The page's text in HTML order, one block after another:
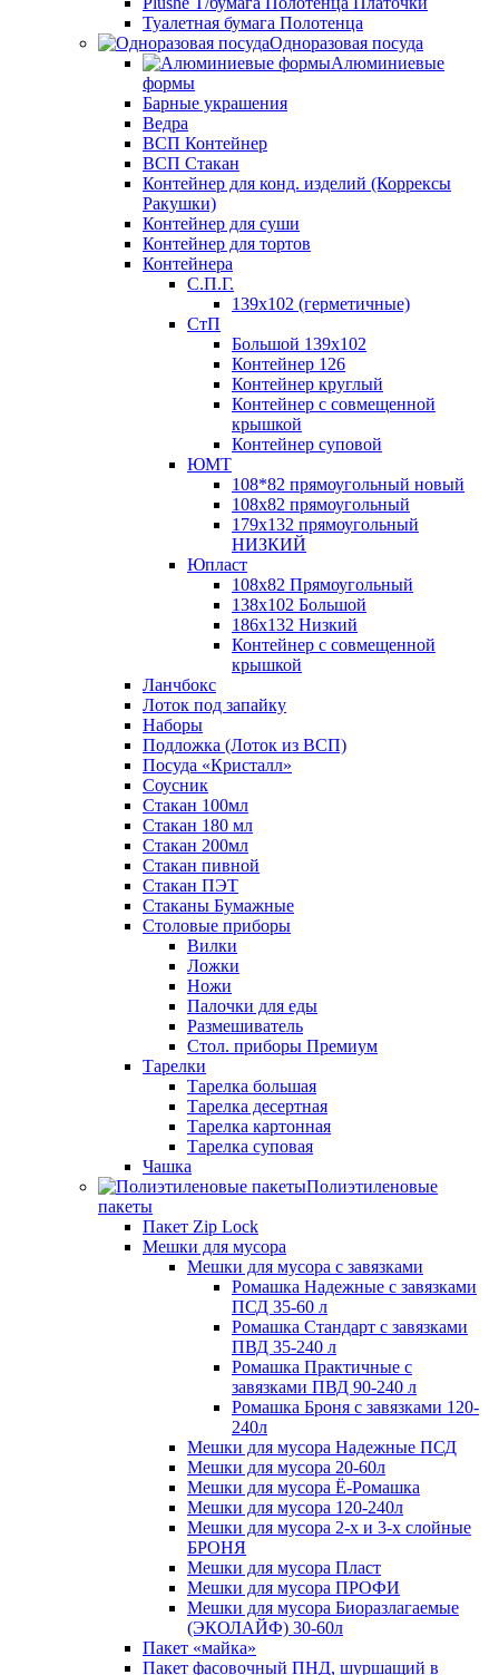
Туалетная бумага Полотенца
Одноразовая посуда
Алюминиевые
формы
Барные украшения
Ведра
ВСП Контейнер
ВСП Стакан
Контейнер для конд. изделий (Коррексы
Ракушки)
Контейнер для суши
Контейнер для тортов
Контейнера
С.П.Г.
139х102 (герметичные)
СтП
Большой 139х102
Контейнер 126
Контейнер круглый
Контейнер с совмещенной
крышкой
Контейнер суповой
ЮМТ
108*82 прямоугольный новый
108х82 прямоугольный
179х132 прямоугольный
НИЗКИЙ
Юпласт
108х82 Прямоугольный
138х102 Большой
186х132 Низкий
Контейнер с совмещенной
крышкой
Ланчбокс
Лоток под запайку
Наборы
Подложка (Лоток из ВСП)
Посуда «Кристалл»
Соусник
Стакан 100мл
Стакан 180 мл
Стакан 200мл
Стакан пивной
Стакан ПЭТ
Стаканы Бумажные
Столовые приборы
Вилки
Ложки
Ножи
Палочки для еды
Размешиватель
Стол. приборы Премиум
Тарелки
Тарелка большая
Тарелка десертная
Тарелка картонная
Тарелка суповая
Чашка
Полиэтиленовые
пакеты
Пакет Zip Lock
Мешки для мусора
Мешки для мусора с завязками
Ромашка Надежные с завязками
ПСД 35-60 л
Ромашка Стандарт с завязками
ПВД 35-240 л
Ромашка Практичные с
завязками ПВД 90-240 л
Ромашка Броня с завязками 120-
240л
Мешки для мусора Надежные ПСД
Мешки для мусора 20-60л
Мешки для мусора Ё-Ромашка
Мешки для мусора 120-240л
Мешки для мусора 2-х и 3-х слойные
БРОНЯ
Мешки для мусора Пласт
Мешки для мусора ПРОФИ
Мешки для мусора Биоразлагаемые
(ЭКОЛАЙФ) 30-60л
Пакет «майка»
Пакет фасовочный ПНД, шуршащий в